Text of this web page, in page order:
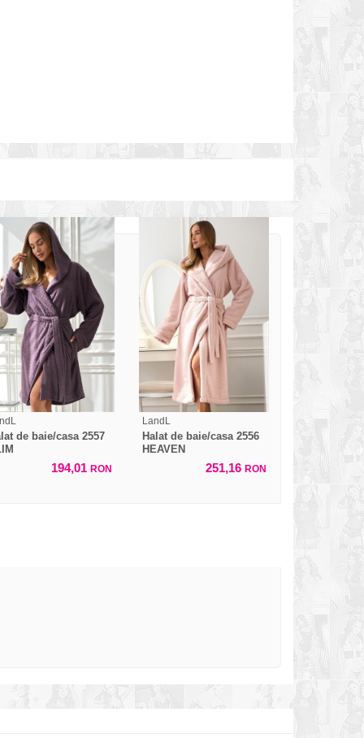
de baie/casa 2557
194,01 RON
LandL
Halat de baie/casa 2556
HEAVEN
251,16 RON